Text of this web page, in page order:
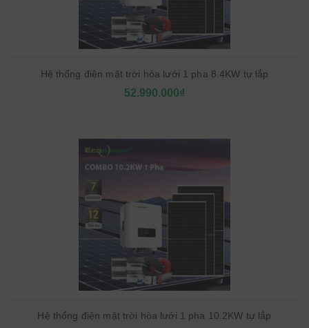
Hệ thống điện mặt trời hòa lưới 1 pha 8.4KW tự lắp
52.990.000₫
Hệ thống điện mặt trời hòa lưới 1 pha 10.2KW tự lắp